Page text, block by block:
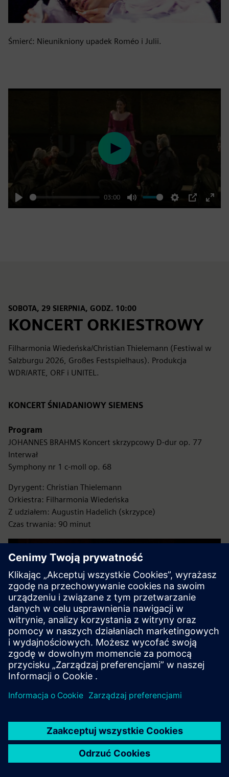
Śmierć: Nieunikniony upadek Roméo i Julii.
Play
03:00
Mute Settings
PIP
Enter
Play
SOBOTA, 29 SIERPNIA, GODZ. 10:00
KONCERT ORKIESTROWY
Filharmonia Wiedeńska/Christian Thielemann (Festiwal w
Salzburgu 2026, Großes Festspielhaus). Produkcja
WDR/ARTE, ORF i UNITEL.
KONCERT ŚNIADANIOWY SIEMENS
Program
JOHANNES BRAHMS Koncert skrzypcowy D-dur op. 77
Interwał
Symphony nr 1 c-moll op. 68
Dyrygent: Christian Thielemann
Orkiestra: Filharmonia Wiedeńska
Z udziałem: Augustin Hadelich (skrzypce)
Czas trwania: 90 minut
SOBOTA, 29 SIERPNIA, GODZ. 20:00
L'ITALIANA IN ALGERII